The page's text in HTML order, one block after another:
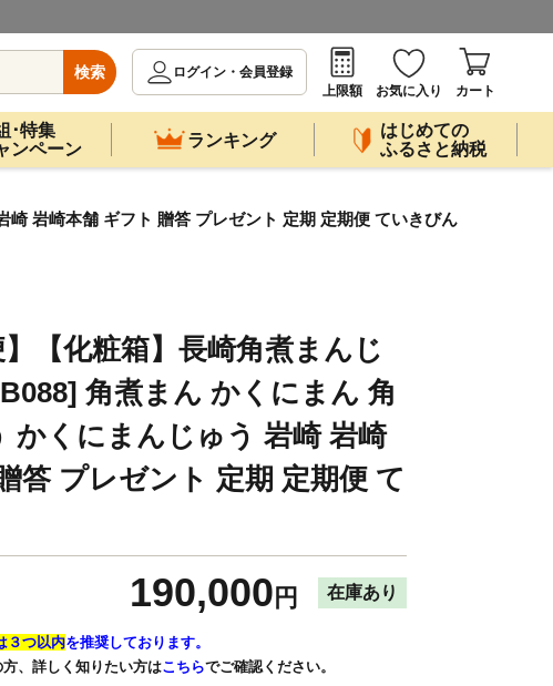
検索
ログイン・会員登録
上限額
お気に入り カート
･特集
ンペーン
ランキング
はじめての
ふるさと納税
岩崎本舗 ギフト 贈答 プレゼント 定期 定期便 ていきびん
】【化粧箱】長崎角煮まんじ
角煮まん かくにまん 角
かくにまんじゅう 岩崎 岩崎
答 プレゼント 定期 定期便 て
190,000 円 在庫あり
３つ以内を推奨しております。
、詳しく知りたい方はこちらでご確認ください。